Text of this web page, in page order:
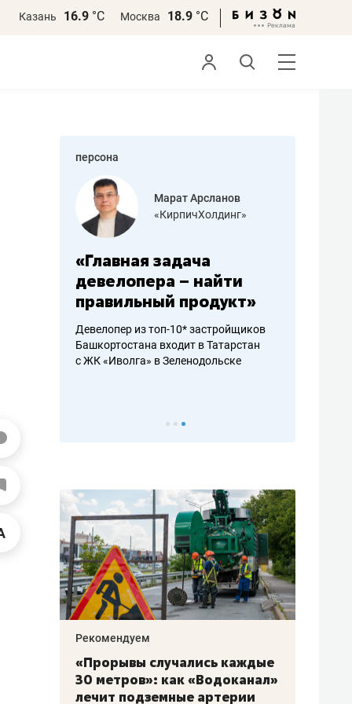
Казань 16.9 °С Москва 18.9 °С
персона
Марат Арсланов
«КирпичХолдинг»
«Главная задача
девелопера – найти
правильный продукт»
Девелопер из топ-10* застройщиков
Башкортостана входит в Татарстан
с ЖК «Иволга» в Зеленодольске
Рекомендуем
«Прорывы случались каждые
30 метров»: как «Водоканал»
лечит подземные артерии